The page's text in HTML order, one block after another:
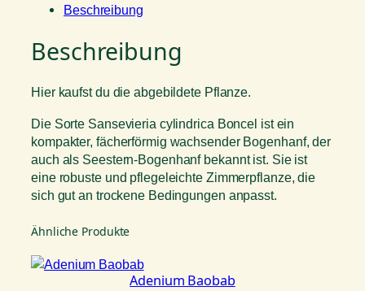
Beschreibung
Beschreibung
Hier kaufst du die abgebildete Pflanze.
Die Sorte Sansevieria cylindrica Boncel ist ein
kompakter, fächerförmig wachsender Bogenhanf, der
auch als Seestern-Bogenhanf bekannt ist. Sie ist
eine robuste und pflegeleichte Zimmerpflanze, die
sich gut an trockene Bedingungen anpasst.
Ähnliche Produkte
Adenium Baobab